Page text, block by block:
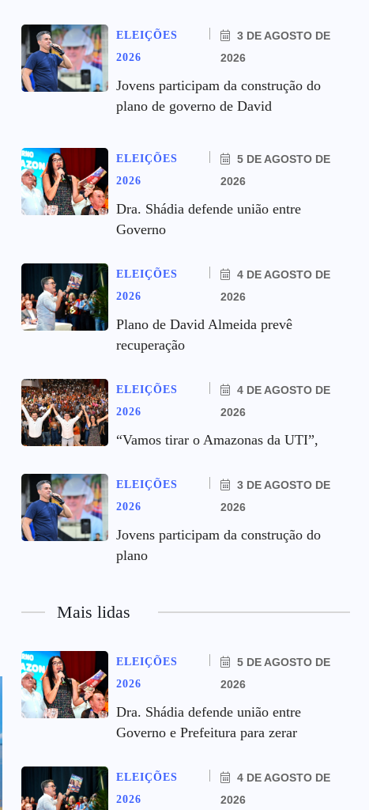
ELEIÇÕES
2026
3 DE AGOSTO DE
2026
Jovens participam da construção do
plano de governo de David
ELEIÇÕES
2026
5 DE AGOSTO DE
2026
Dra. Shádia defende união entre
Governo
ELEIÇÕES
2026
4 DE AGOSTO DE
2026
Plano de David Almeida prevê
recuperação
ELEIÇÕES
2026
4 DE AGOSTO DE
2026
“Vamos tirar o Amazonas da UTI”,
ELEIÇÕES
2026
3 DE AGOSTO DE
2026
Jovens participam da construção do
plano
Mais lidas
ELEIÇÕES
2026
5 DE AGOSTO DE
2026
Dra. Shádia defende união entre
Governo e Prefeitura para zerar
ELEIÇÕES
2026
4 DE AGOSTO DE
2026